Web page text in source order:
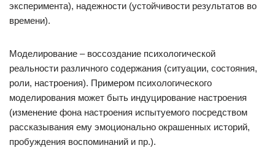
эксперимента), надежности (устойчивости результатов во
времени).
Моделирование – воссоздание психологической
реальности различного содержания (ситуации, состояния,
роли, настроения). Примером психологического
моделирования может быть индуцирование настроения
(изменение фона настроения испытуемого посредством
рассказывания ему эмоционально окрашенных историй,
пробуждения воспоминаний и пр.).